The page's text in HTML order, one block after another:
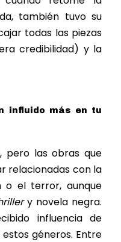
también tuvo su
todas las piezas
credibilidad) y la
influido más en tu
pero las obras que
relacionadas con la
o el terror
y novela negra.
influencia de
géneros. Entre